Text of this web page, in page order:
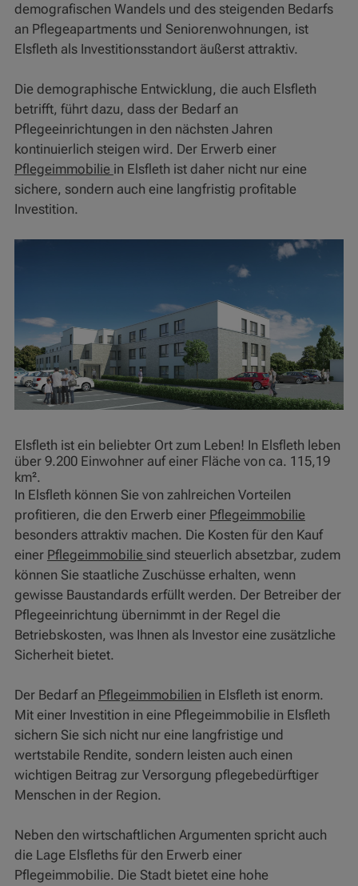
demografischen Wandels und des steigenden Bedarfs
an Pflegeapartments und Seniorenwohnungen, ist
Elsfleth als Investitionsstandort äußerst attraktiv.
Die demographische Entwicklung, die auch Elsfleth
betrifft, führt dazu, dass der Bedarf an
Pflegeeinrichtungen in den nächsten Jahren
kontinuierlich steigen wird. Der Erwerb einer
Pflegeimmobilie in Elsfleth ist daher nicht nur eine
sichere, sondern auch eine langfristig profitable
Investition.
Elsfleth ist ein beliebter Ort zum Leben! In Elsfleth leben
über 9.200 Einwohner auf einer Fläche von ca. 115,19
km².
In Elsfleth können Sie von zahlreichen Vorteilen
profitieren, die den Erwerb einer Pflegeimmobilie
besonders attraktiv machen. Die Kosten für den Kauf
einer Pflegeimmobilie sind steuerlich absetzbar, zudem
können Sie staatliche Zuschüsse erhalten, wenn
gewisse Baustandards erfüllt werden. Der Betreiber der
Pflegeeinrichtung übernimmt in der Regel die
Betriebskosten, was Ihnen als Investor eine zusätzliche
Sicherheit bietet.
Der Bedarf an Pflegeimmobilien in Elsfleth ist enorm.
Mit einer Investition in eine Pflegeimmobilie in Elsfleth
sichern Sie sich nicht nur eine langfristige und
wertstabile Rendite, sondern leisten auch einen
wichtigen Beitrag zur Versorgung pflegebedürftiger
Menschen in der Region.
Neben den wirtschaftlichen Argumenten spricht auch
die Lage Elsfleths für den Erwerb einer
Pflegeimmobilie. Die Stadt bietet eine hohe